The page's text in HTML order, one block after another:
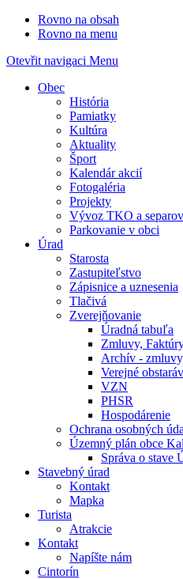
Rovno na obsah
Rovno na menu
Otevřit navigaci Menu
Obec
História
Pamiatky
Kultúra
Aktuality
Šport
Kalendár akcií
Fotogaléria
Projekty
Vývoz TKO a
Parkovanie v obci
Úrad
Starosta
Zastupiteľstvo
Zápisnice a uznesenia
Tlačivá
Zverejňovanie
Úradná tabuľa
Zmluvy,
Archív -
Verejné
VZN
PHSR
Hospodárenie
Ochrana osobných
Územný plán obce
Správa o stave
Stavebný úrad
Kontakt
Mapka
Turista
Atrakcie
Kontakt
Napíšte nám
Cintorín